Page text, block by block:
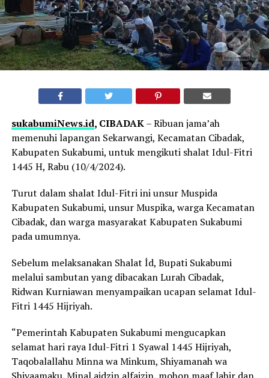
sukabumiNews.id, CIBADAK– Ribuan jama’ah
memenuhi lapangan Sekarwangi, Kecamatan Cibadak,
Kabupaten Sukabumi, untuk mengikuti shalat Idul-Fitri
1445 H, Rabu (10/4/2024).
Turut dalam shalat Idul-Fitri ini unsur Muspida
Kabupaten Sukabumi, unsur Muspika, warga Kecamatan
Cibadak, dan warga masyarakat Kabupaten Sukabumi
pada umumnya.
Sebelum melaksanakan Shalat İd, Bupati Sukabumi
melalui sambutan yang dibacakan Lurah Cibadak,
Ridwan Kurniawan menyampaikan ucapan selamat Idul-
Fitri 1445 Hijriyah.
“Pemerintah Kabupaten Sukabumi mengucapkan
selamat hari raya Idul-Fitri 1 Syawal 1445 Hijriyah,
Taqobalallahu Minna wa Minkum, Shiyamanah wa